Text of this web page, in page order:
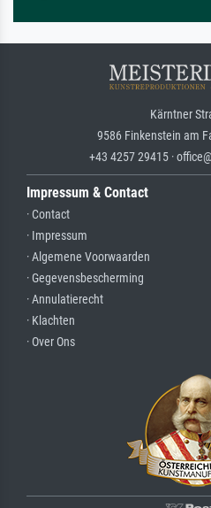
Kärntner
9586 Finkenstein am
+43 4257 29415 ·
Impressum & Contact
· Contact
· Impressum
· Algemene Voorwaarden
· Gegevensbescherming
· Annulatierecht
· Klachten
· Over Ons